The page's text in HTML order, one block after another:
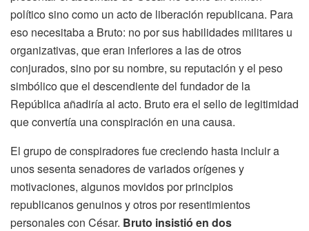
político sino como un acto de liberación republicana. Para
eso necesitaba a Bruto: no por sus habilidades militares u
organizativas, que eran inferiores a las de otros
conjurados, sino por su nombre, su reputación y el peso
simbólico que el descendiente del fundador de la
República añadiría al acto. Bruto era el sello de legitimidad
que convertía una conspiración en una causa.
El grupo de conspiradores fue creciendo hasta incluir a
unos sesenta senadores de variados orígenes y
motivaciones, algunos movidos por principios
republicanos genuinos y otros por resentimientos
personales con César. Bruto insistió en dos